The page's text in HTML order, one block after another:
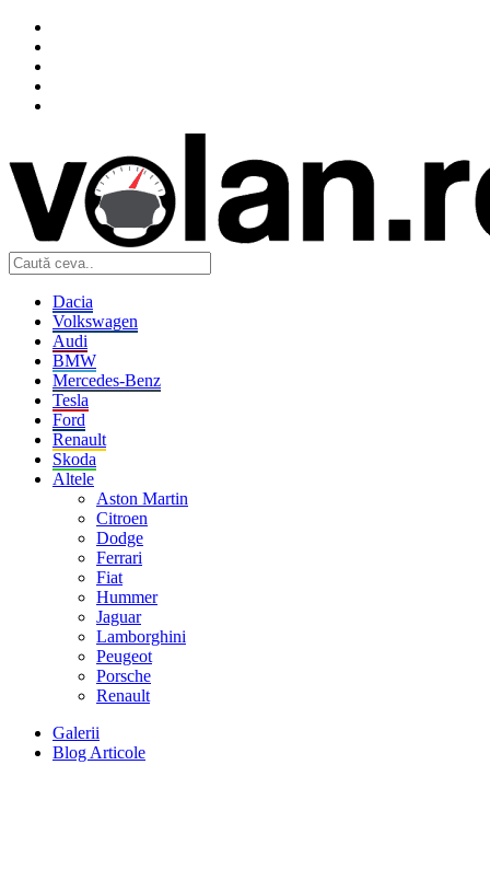
Dacia
Volkswagen
Audi
BMW
Mercedes-Benz
Tesla
Ford
Renault
Skoda
Altele
Aston Martin
Citroen
Dodge
Ferrari
Fiat
Hummer
Jaguar
Lamborghini
Peugeot
Porsche
Renault
Galerii
Blog Articole